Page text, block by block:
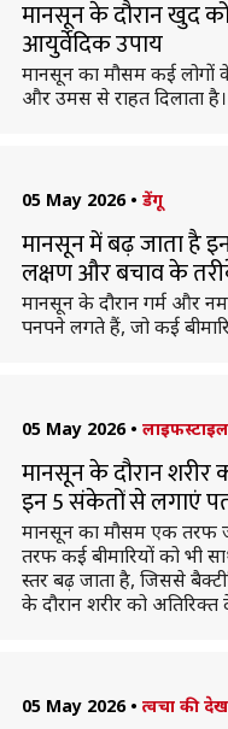
मानसून के दौरान खुद
आयुर्वेदिक उपाय
मानसून का मौसम कई लोगों
और उमस से राहत दिलाता है।
05 May 2026 • डेंगू
मानसून में बढ़ जाता है
लक्षण और बचाव के
मानसून के दौरान गर्म और
पनपने लगते हैं, जो कई
05 May 2026 • लाइफस्टाइल
मानसून के दौरान
इन 5 संकेतों से लगाएं
मानसून का मौसम एक तरफ
तरफ कई बीमारियों को भी
स्तर बढ़ जाता है, जिससे
के दौरान शरीर को
05 May 2026 • त्वचा की